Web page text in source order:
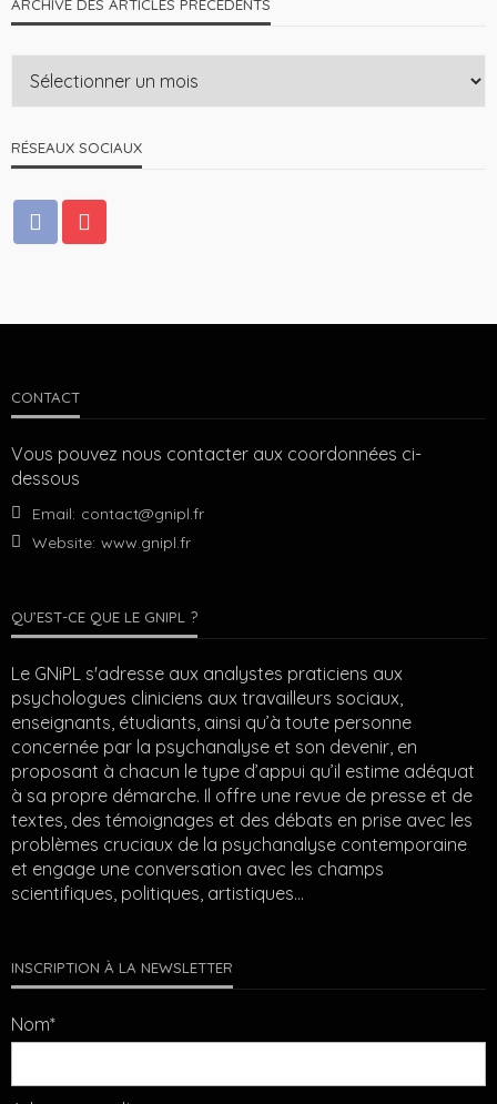
ARCHIVE DES ARTICLES PRÉCÉDENTS
RÉSEAUX SOCIAUX
CONTACT
Vous pouvez nous contacter aux coordonnées ci-
dessous
Email: contact@gnipl.fr
Website: www.gnipl.fr
QU’EST-CE QUE LE GNIPL ?
Le GNiPL s'adresse aux analystes praticiens aux
psychologues cliniciens aux travailleurs sociaux,
enseignants, étudiants, ainsi qu’à toute personne
concernée par la psychanalyse et son devenir, en
proposant à chacun le type d’appui qu’il estime adéquat
à sa propre démarche. Il offre une revue de presse et de
textes, des témoignages et des débats en prise avec les
problèmes cruciaux de la psychanalyse contemporaine
et engage une conversation avec les champs
scientifiques, politiques, artistiques…
INSCRIPTION À LA NEWSLETTER
Nom*